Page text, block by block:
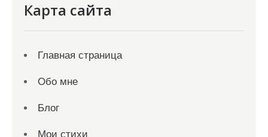
Карта сайта
Главная страница
Обо мне
Блог
Мои стихи